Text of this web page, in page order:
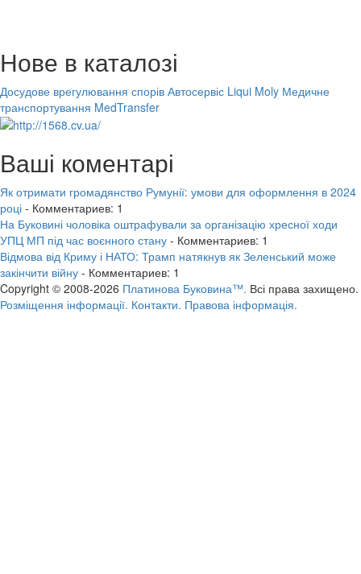
Нове в каталозі
Досудове врегулювання спорів Автосервіс Liqui Moly Медичне
транспортування MedTransfer
Ваші коментарі
Як отримати громадянство Румунії: умови для оформлення в 2024
році - Комментариев: 1
На Буковині чоловіка оштрафували за організацію хресної ходи
УПЦ МП під час воєнного стану - Комментариев: 1
Відмова від Криму і НАТО: Трамп натякнув як Зеленський може
закінчити війну - Комментариев: 1
Copyright © 2008-2026 Платинова Буковина™. Всі права захищено.
Розміщення інформації. Контакти. Правова інформація.